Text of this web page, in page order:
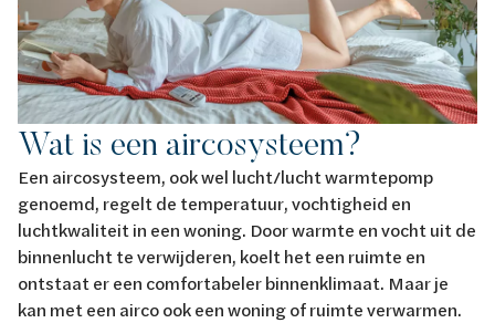
Wat is een aircosysteem?
Een aircosysteem, ook wel lucht/lucht warmtepomp
genoemd, regelt de temperatuur, vochtigheid en
luchtkwaliteit in een woning. Door warmte en vocht uit de
binnenlucht te verwijderen, koelt het een ruimte en
ontstaat er een comfortabeler binnenklimaat. Maar je
kan met een airco ook een woning of ruimte verwarmen.